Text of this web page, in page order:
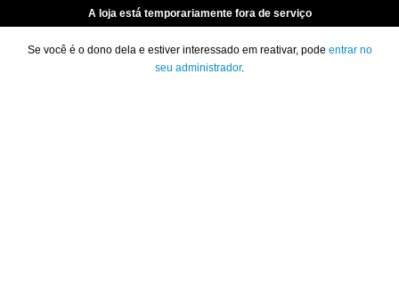
A loja está temporariamente fora de serviço
Se você é o dono dela e estiver interessado em reativar, pode entrar no
seu administrador.